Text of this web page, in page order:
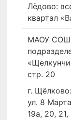
Лёдово:
квартал
МАОУ СОШ
стр. 20
г.
ул. 8
19a, 20,